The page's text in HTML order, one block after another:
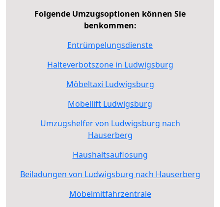
Folgende Umzugsoptionen können Sie
benkommen:
Entrümpelungsdienste
Halteverbotszone in Ludwigsburg
Möbeltaxi Ludwigsburg
Möbellift Ludwigsburg
Umzugshelfer von Ludwigsburg nach
Hauserberg
Haushaltsauflösung
Beiladungen von Ludwigsburg nach Hauserberg
Möbelmitfahrzentrale